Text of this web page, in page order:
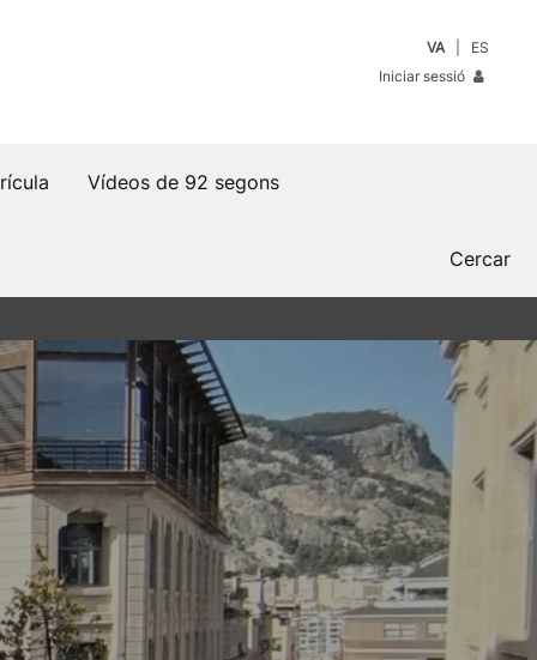
VA
ES
Iniciar sessió
Vídeos de 92 segons
Cercar